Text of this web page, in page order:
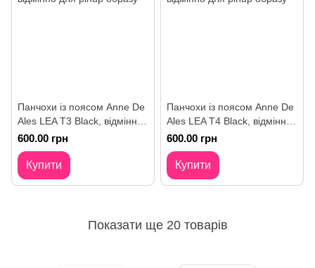
Панчохи із поясом Anne De
Ales LEA T3 Black, відмінно
для pinup образу
600.00 грн
Купити
Панчохи із поясом Anne De
Ales LEA T4 Black, відмінно
для pinup образу
600.00 грн
Купити
Показати ще 20 товарів